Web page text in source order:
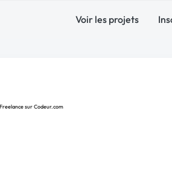
Voir les projets